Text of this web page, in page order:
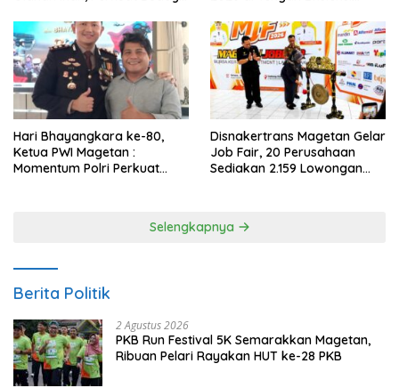
Hari Bhayangkara ke-80,
Ketua PWI Magetan :
Momentum Polri Perkuat
Disnakertrans Magetan Gelar
Job Fair, 20 Perusahaan
Sediakan 2.159 Lowongan
Selengkapnya
Berita Politik
2 Agustus 2026
PKB Run Festival 5K Semarakkan Magetan,
Ribuan Pelari Rayakan HUT ke-28 PKB